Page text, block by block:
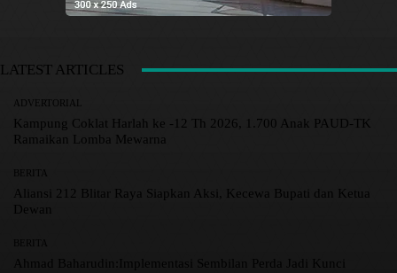
LATEST ARTICLES
ADVERTORIAL
Kampung Coklat Harlah ke -12 Th 2026, 1.700 Anak PAUD-TK
Ramaikan Lomba Mewarna
BERITA
Aliansi 212 Blitar Raya Siapkan Aksi, Kecewa Bupati dan Ketua
Dewan
BERITA